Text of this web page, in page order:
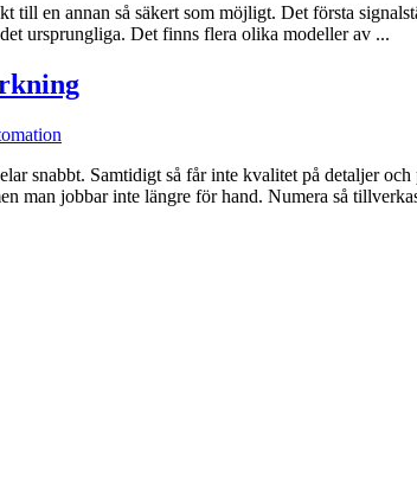
till en annan så säkert som möjligt. Det första
ursprungliga. Det finns flera olika modeller av ...
snabbt. Samtidigt så får inte kvalitet på detaljer
man jobbar inte längre för hand. Numera så